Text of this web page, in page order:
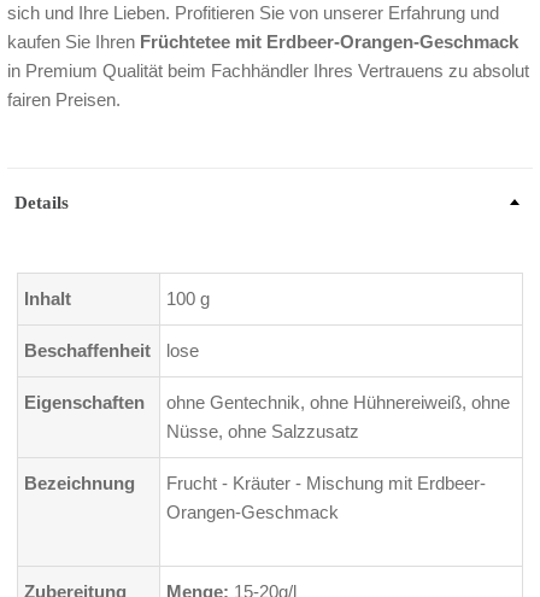
sich und Ihre Lieben. Profitieren Sie von unserer Erfahrung und
kaufen Sie Ihren Früchtetee mit Erdbeer-Orangen-Geschmack
in Premium Qualität beim Fachhändler Ihres Vertrauens zu absolut
fairen Preisen.
Details
Inhalt 100 g
Beschaffenheit lose
Eigenschaften
ohne Gentechnik, ohne Hühnereiweiß, ohne
Nüsse, ohne Salzzusatz
Bezeichnung
Frucht - Kräuter - Mischung mit Erdbeer-
Orangen-Geschmack
Zubereitung Menge: 15-20g/l